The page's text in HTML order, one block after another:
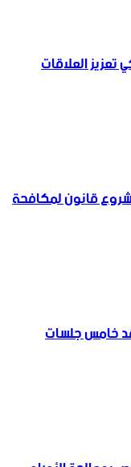
تعزيز العلاقات
قانون لمكافحة
خامس جلسات